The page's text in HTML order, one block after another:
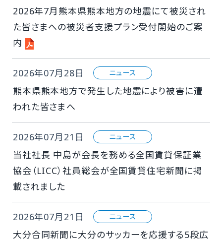
2026年7月熊本県熊本地方の地震にて被災され
た皆さまへの被災者支援プラン受付開始のご案
内
2026年07月28日 ニュース
熊本県熊本地方で発生した地震により被害に遭
われた皆さまへ
2026年07月21日 ニュース
当社社⾧ 中島が会⾧を務める全国賃貸保証業
協会（LICC）社員総会が全国賃貸住宅新聞に掲
載されました
2026年07月21日 ニュース
大分合同新聞に大分のサッカーを応援する5段広